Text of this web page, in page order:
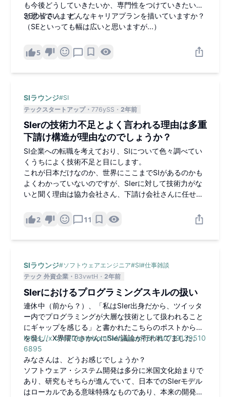
も今後どうしていきたいか、専門性をつけていきたいな
と思っています。
SEの皆さん、どんなキャリアプランを描いていますか？
（SEといっても幅は広いと思いますが...）
5
SIラウンジ#SI
テックスタートアップ
776ySS 2年前
SIerの技術力不足とよく言われる理由は多重
下請け構造が理由なのでしょうか？
SI企業への転職を考えており、SIについて色々調べてい
くうちによく技術不足と目にします。
これが日本だけなのか、世界にここまでSIがあるのかも
よくわかっていないのですが、SIerに対して技術力がな
いと聞く理由は協力会社さん、下請け会社さんに任せる
2 11
SIラウンジ#ソフトウェアエンジニア#SI#仕事雑談
テック 外資企業
B3vwtH 2年前
SIerにおけるプログラミングスキルの扱い
連休中（前から？）、「私はSIer出身だから、ツイッタ
ー内でプログラミングが大層な技術として扱われること
にギャップを感じる」と書かれたこちらのポストから端
を発し、X界隈でさかんにSIer議論が行われてました。
https://x.com/DepthbombM/status/181180719139510
6895
みなさんは、どうお感じでしょうか？
ソフトウェア・システム開発は多分に米国文化始まりで
あり、研究もそちらが進んでいて、日本でのSIerモデル
はローカルである意味特殊なものであり、本来の開発と